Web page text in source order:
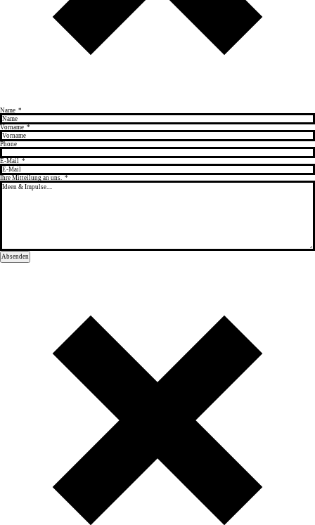
Name *
Vorname *
Phone
E-Mail *
Ihre Mitteilung an uns. *
Absenden